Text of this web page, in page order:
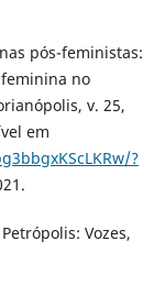
pós-feministas:
no
v. 25,
em
?
Vozes,